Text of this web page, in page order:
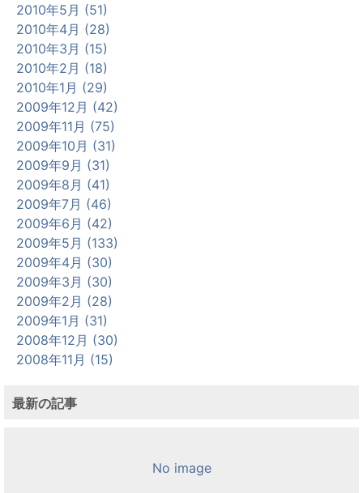
2010年5月 (51)
2010年4月 (28)
2010年3月 (15)
2010年2月 (18)
2010年1月 (29)
2009年12月 (42)
2009年11月 (75)
2009年10月 (31)
2009年9月 (31)
2009年8月 (41)
2009年7月 (46)
2009年6月 (42)
2009年5月 (133)
2009年4月 (30)
2009年3月 (30)
2009年2月 (28)
2009年1月 (31)
2008年12月 (30)
2008年11月 (15)
最新の記事
No image